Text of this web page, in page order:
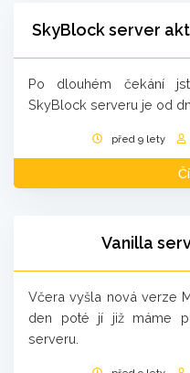
SkyBlock server
Po dlouhém čekání
SkyBlock serveru je od
před 9 lety
Vanilla
Včera vyšla nová verze
den poté jí již máme
serveru.